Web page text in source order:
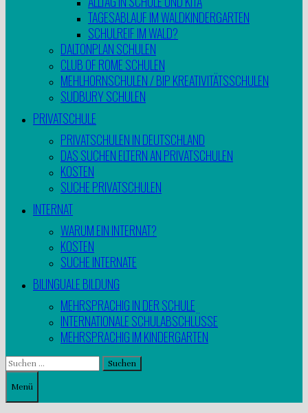
TAGESABLAUF IM WALDKINDERGARTEN
SCHULREIF IM WALD?
DALTONPLAN SCHULEN
CLUB OF ROME SCHULEN
MEHLHORNSCHULEN / BIP KREATIVITÄTSSCHULEN
SUDBURY SCHULEN
PRIVATSCHULE
PRIVATSCHULEN IN DEUTSCHLAND
DAS SUCHEN ELTERN AN PRIVATSCHULEN
KOSTEN
SUCHE PRIVATSCHULEN
INTERNAT
WARUM EIN INTERNAT?
KOSTEN
SUCHE INTERNATE
BILINGUALE BILDUNG
MEHRSPRACHIG IN DER SCHULE
INTERNATIONALE SCHULABSCHLÜSSE
MEHRSPRACHIG IM KINDERGARTEN
Suchen
nach:
Menü